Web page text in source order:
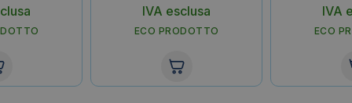
IVA esclusa
ECO PRODOTTO
IVA
ECO